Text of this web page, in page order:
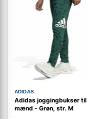
ADIDAS
Adidas joggingbukser til
mænd - Grøn, str. M